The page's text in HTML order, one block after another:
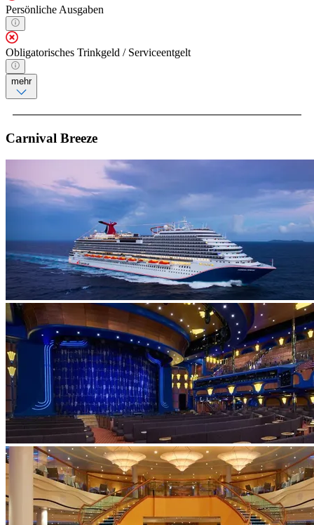
Persönliche Ausgaben
Obligatorisches Trinkgeld / Serviceentgelt
mehr
Carnival Breeze